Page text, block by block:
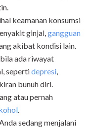
keamanan konsumsi
ginjal,gangguan
akibat kondisi lain.
ada riwayat
sepertidepresi,
bunuh diri.
atau pernah
.
sedang menjalani